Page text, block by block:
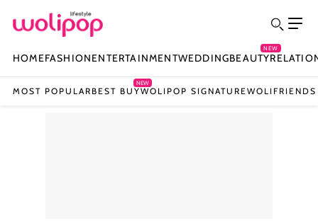
HOMEFASHIONENTERTAINMENTWEDDINGBEAUTY
NEW
MOST POPULAR BEST BUY
NEW
WOLIPOP SIGNATUREWOLIFRIENDS